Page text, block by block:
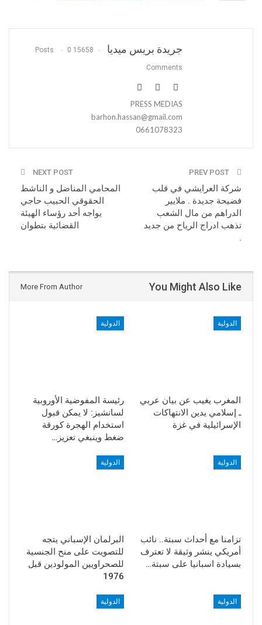
جريدة بريس ميديا 15658 Posts
0
Comments
PRESS MEDIAS
barhon.hassan@gmail.com
0661078323
شركة العرايشي في قلب
فضيحة جديدة . ملايير
الدراهم من مال الشعب
تذهب ادراج الرياح من جديد
.
NEXT POST
المحامي المناضل و الناشط
الحقوقي الحبيب حاجي
يواجه أحد رؤساء الهيئة
القضائية بتطوان
You Might Also Like
More From Author
الدولية
المغرب يغيب عن بيان عربي
ـ إسلامي يدين الانتهاكات
الإسرائيلية في غزة
الدولية
رئيسة المفوضية الأوروبية
لسانشيز: لا يمكن قبول
استخدام الهجرة كورقة
ضغط وينبغي تعزيز…
الدولية
تزامنا مع أحداث سبتة.. نائب
أمريكي ينشر وثيقة لا تعترف
بسيادة اسبانيا على سبتة…
الدولية
البرلمان الإسباني يتجه
للتصويت على منح الجنسية
للصحراويين المولودين قبل
1976
الدولية الدولية